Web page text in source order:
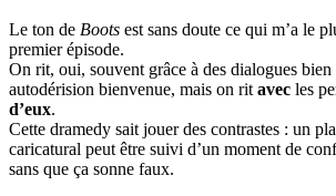
Le ton de Boots est sans doute ce qui m’a le
premier épisode.
On rit, oui, souvent grâce à des dialogues bien
autodérision bienvenue, mais on rit avec les
d’eux.
Cette dramedy sait jouer des contrastes : un
caricatural peut être suivi d’un moment de
sans que ça sonne faux.